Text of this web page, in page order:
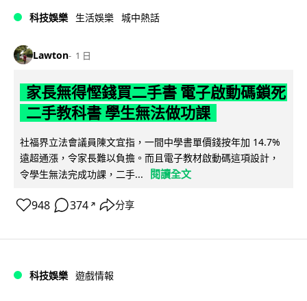
科技娛樂 生活娛樂 城中熱話
Lawton 1 日
家長無得慳錢買二手書 電子啟動碼鎖死
二手教科書 學生無法做功課
社福界立法會議員陳文宜指，一間中學書單價錢按年加 14.7%
遠超通漲，令家長難以負擔。而且電子教材啟動碼這項設計，
令學生無法完成功課，二手...
閱讀全文
948 374 ↗ 分享
科技娛樂 遊戲情報